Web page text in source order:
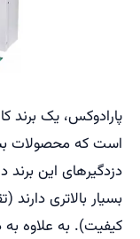
پارادوکس، یک برند
است که محصولات
دزدگیر‌های این
کیفیت). به علاوه